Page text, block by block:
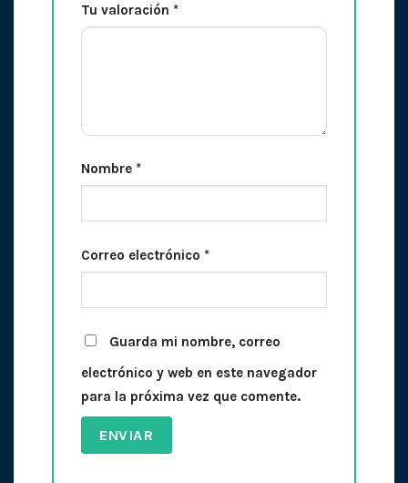
Tu valoración *
Nombre *
Correo electrónico *
Guarda mi nombre, correo
electrónico y web en este navegador
para la próxima vez que comente.